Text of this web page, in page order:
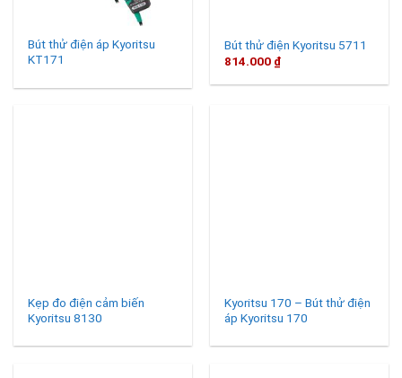
Bút thử điện áp Kyoritsu
KT171
Bút thử điện Kyoritsu 5711
814.000 ₫
Kẹp đo điện cảm biến
Kyoritsu 8130
Kyoritsu 170 – Bút thử điện
áp Kyoritsu 170